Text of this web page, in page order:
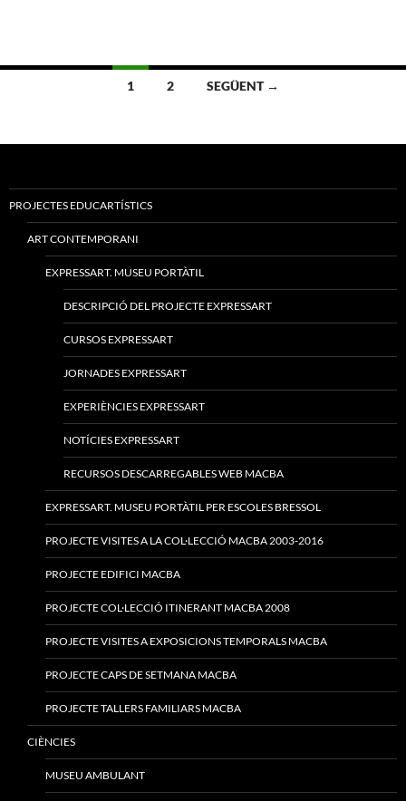
les
1 2 SEGÜENT →
PROJECTES EDUCARTÍSTICS
ART CONTEMPORANI
EXPRESSART. MUSEU PORTÀTIL
DESCRIPCIÓ DEL PROJECTE EXPRESSART
CURSOS EXPRESSART
JORNADES EXPRESSART
EXPERIÈNCIES EXPRESSART
NOTÍCIES EXPRESSART
RECURSOS DESCARREGABLES WEB MACBA
EXPRESSART. MUSEU PORTÀTIL PER ESCOLES BRESSOL
PROJECTE VISITES A LA COL·LECCIÓ MACBA 2003-2016
PROJECTE EDIFICI MACBA
PROJECTE COL·LECCIÓ ITINERANT MACBA 2008
PROJECTE VISITES A EXPOSICIONS TEMPORALS MACBA
PROJECTE CAPS DE SETMANA MACBA
PROJECTE TALLERS FAMILIARS MACBA
CIÈNCIES
MUSEU AMBULANT